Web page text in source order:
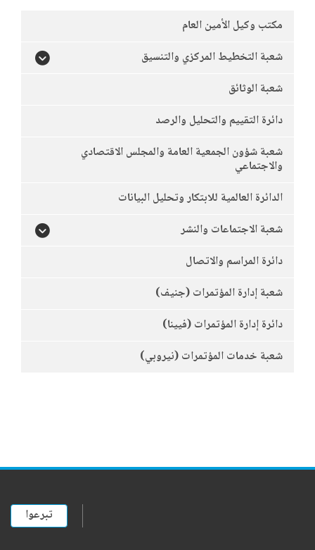
مكتب وكيل الأمين العام
شعبة التخطيط المركزي والتنسيق
شعبة الوثائق
دائرة التقييم والتحليل والرصد
شعبة شؤون الجمعية العامة والمجلس الاقتصادي
والاجتماعي
الدائرة العالمية للابتكار وتحليل البيانات
شعبة الاجتماعات والنشر
دائرة المراسم والاتصال
شعبة إدارة المؤتمرات (جنيف)
دائرة إدارة المؤتمرات (فيينا)
شعبة خدمات المؤتمرات (نيروبي)
تبرعوا